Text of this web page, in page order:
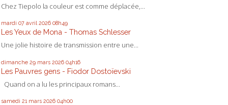
Chez Tiepolo la couleur est comme déplacée,...
mardi 07 avril 2026 08h49
Les Yeux de Mona - Thomas Schlesser
Une jolie histoire de transmission entre une...
dimanche 29 mars 2026 04h16
Les Pauvres gens - Fiodor Dostoïevski
Quand on a lu les principaux romans...
samedi 21 mars 2026 04h00